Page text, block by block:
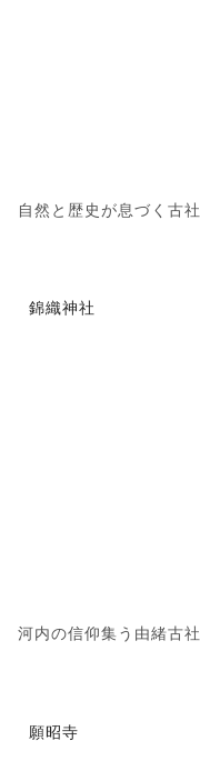
自然と歴史が息づく古社
錦織神社
河内の信仰集う由緒古社
願昭寺